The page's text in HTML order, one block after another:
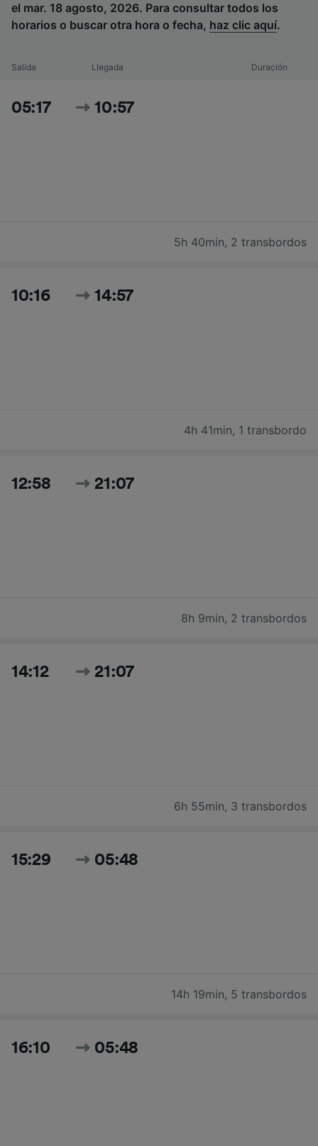
el mar. 18 agosto, 2026. Para consultar todos los
horarios o buscar otra hora o fecha, haz clic aquí.
Salida Llegada Duración
05:17 10:57
5h 40min, 2 transbordos
10:16 14:57
4h 41min, 1 transbordo
12:58 21:07
8h 9min, 2 transbordos
14:12 21:07
6h 55min, 3 transbordos
15:29 05:48
14h 19min, 5 transbordos
16:10 05:48